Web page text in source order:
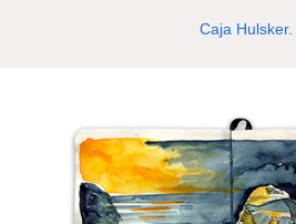
Caja Hulsker.